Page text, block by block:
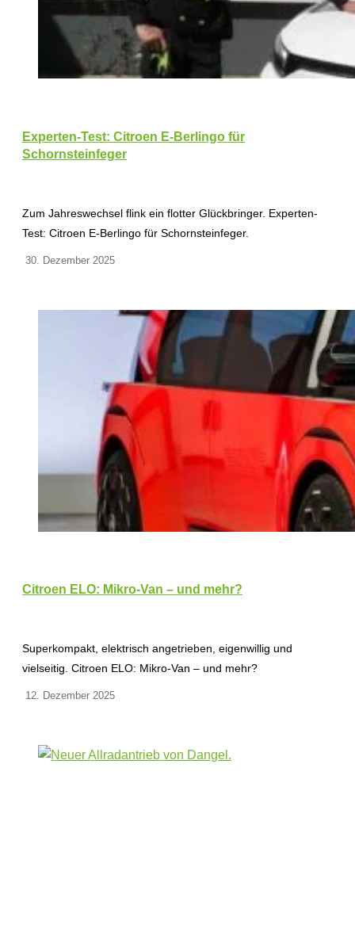
Experten-Test: Citroen E-Berlingo für
Schornsteinfeger
Zum Jahreswechsel flink ein flotter Glückbringer. Experten-
Test: Citroen E-Berlingo für Schornsteinfeger.
30. Dezember 2025
Citroen ELO: Mikro-Van – und mehr?
Superkompakt, elektrisch angetrieben, eigenwillig und
vielseitig. Citroen ELO: Mikro-Van – und mehr?
12. Dezember 2025